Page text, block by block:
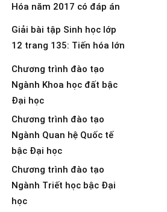
Hóa năm 2017 có đáp án
Giải bài tập Sinh học lớp
12 trang 135: Tiến hóa lớn
Chương trình đào tạo
Ngành Khoa học đất bậc
Đại học
Chương trình đào tạo
Ngành Quan hệ Quốc tế
bậc Đại học
Chương trình đào tạo
Ngành Triết học bậc Đại
học